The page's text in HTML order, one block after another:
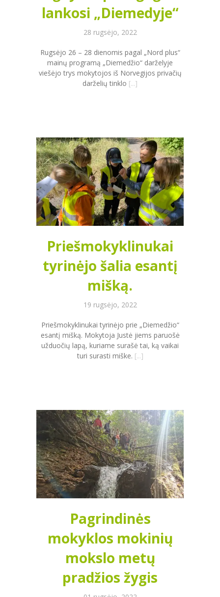
lankosi „Diemedyje“
28 rugsėjo, 2022
Rugsėjo 26 – 28 dienomis pagal „Nord plus“
mainų programą „Diemedžio“ darželyje
viešėjo trys mokytojos iš Norvegijos privačių
darželių tinklo [...]
Priešmokyklinukai
tyrinėjo šalia esantį
mišką.
19 rugsėjo, 2022
Priešmokyklinukai tyrinėjo prie „Diemedžio“
esantį mišką. Mokytoja Justė jiems paruošė
užduočių lapą, kuriame surašė tai, ką vaikai
turi surasti miške. [...]
Pagrindinės
mokyklos mokinių
mokslo metų
pradžios žygis